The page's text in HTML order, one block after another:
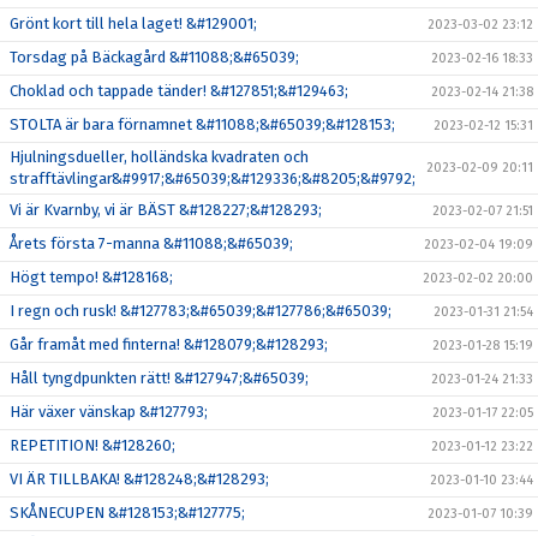
Grönt kort till hela laget! &#129001; 2023-03-02 23:12
Torsdag på Bäckagård &#11088;&#65039; 2023-02-16 18:33
Choklad och tappade tänder! &#127851;&#129463; 2023-02-14 21:38
STOLTA är bara förnamnet &#11088;&#65039;&#128153; 2023-02-12 15:31
Hjulningsdueller, holländska kvadraten och
strafftävlingar&#9917;&#65039;&#129336;&#8205;&#9792;
2023-02-09 20:11
Vi är Kvarnby, vi är BÄST &#128227;&#128293; 2023-02-07 21:51
Årets första 7-manna &#11088;&#65039; 2023-02-04 19:09
Högt tempo! &#128168; 2023-02-02 20:00
I regn och rusk! &#127783;&#65039;&#127786;&#65039; 2023-01-31 21:54
Går framåt med finterna! &#128079;&#128293; 2023-01-28 15:19
Håll tyngdpunkten rätt! &#127947;&#65039; 2023-01-24 21:33
Här växer vänskap &#127793; 2023-01-17 22:05
REPETITION! &#128260; 2023-01-12 23:22
VI ÄR TILLBAKA! &#128248;&#128293; 2023-01-10 23:44
SKÅNECUPEN &#128153;&#127775; 2023-01-07 10:39